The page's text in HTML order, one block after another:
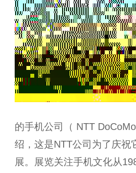
的手机公司（ NTT
绍，这是NTT公司为了庆祝
展。展览关注手机文化从